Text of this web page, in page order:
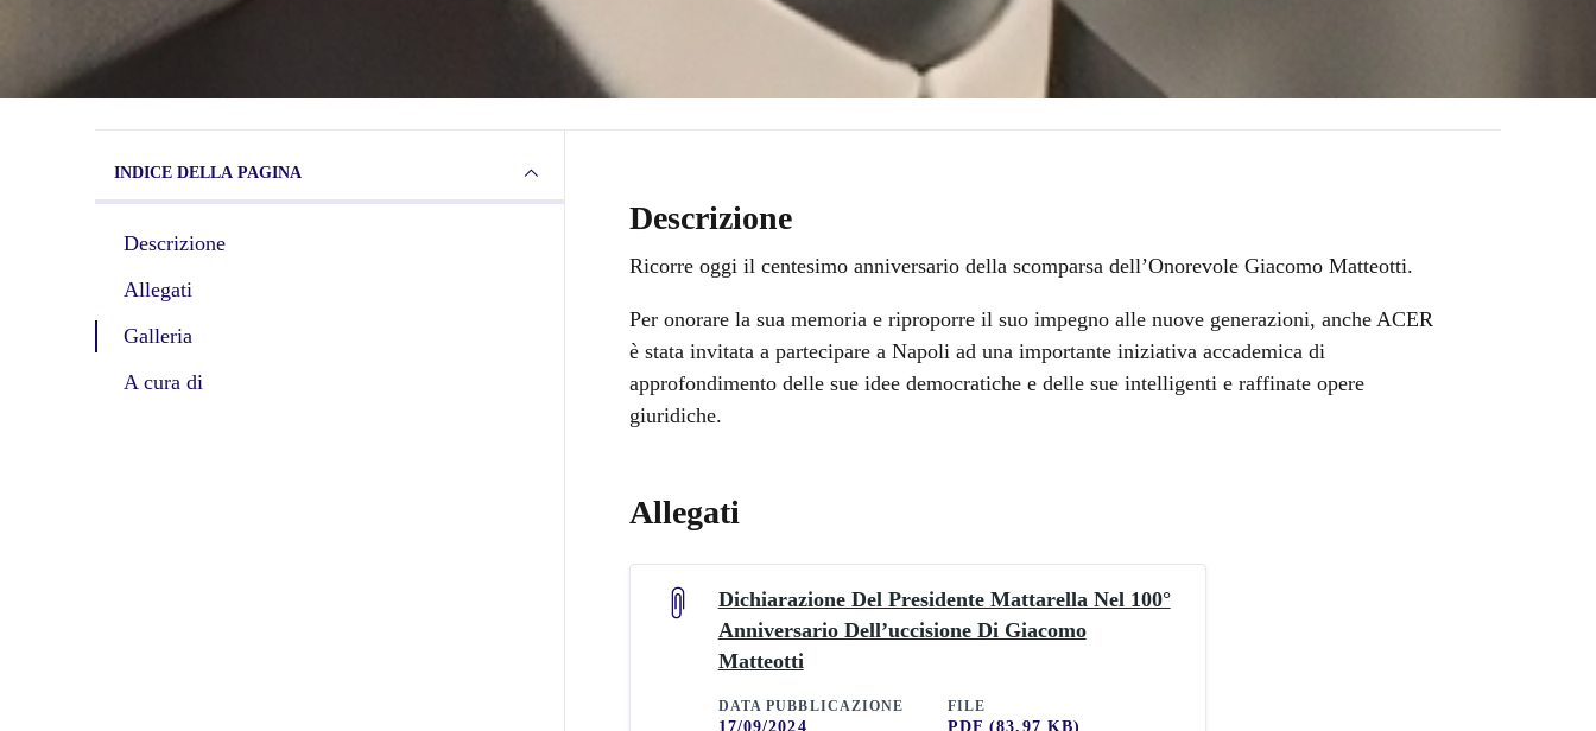
INDICE DELLA PAGINA
Descrizione
Allegati
Galleria
A cura di
Descrizione
Ricorre oggi il centesimo anniversario della scomparsa dell’Onorevole Giacomo Matteotti.
Per onorare la sua memoria e riproporre il suo impegno alle nuove generazioni, anche ACER
è stata invitata a partecipare a Napoli ad una importante iniziativa accademica di
approfondimento delle sue idee democratiche e delle sue intelligenti e raffinate opere
giuridiche.
Allegati
Dichiarazione Del Presidente Mattarella Nel 100°
Anniversario Dell’uccisione Di Giacomo
Matteotti
DATA PUBBLICAZIONE
17/09/2024
FILE
PDF(83.97 KB)